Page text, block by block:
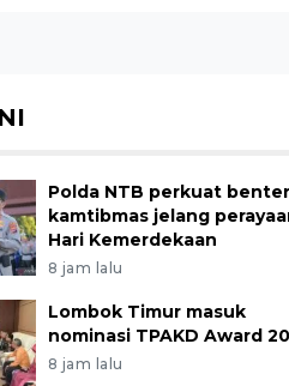
Polda NTB perkuat
kamtibmas jelang
Hari Kemerdekaan
8 jam lalu
Lombok Timur masuk
nominasi TPAKD Award
8 jam lalu